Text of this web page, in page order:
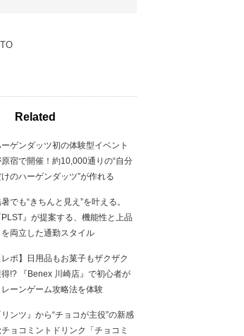
Related
ーゲンダッツ初の体験型イベント
原宿で開催！約10,000通りの“自分
けのハーゲンダッツ”が作れる
でも“きちんと見え”を叶える。
PLST』が提案する、機能性と上品
を両立した通勤スタイル
レポ】日用品もお菓子もザクザク
得!? 『Benex 川崎店』で初心者が
レーンゲーム攻略法を体験
リンツ』から“チョコが主役”の新感
チョコミントドリンク「チョコミ